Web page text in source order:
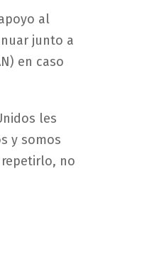
al
junto a
en caso
les
y somos
no